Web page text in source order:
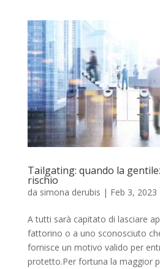
Tailgating: quando la
rischio
da simona derubis | Feb 3, 2023
A tutti sarà capitato di lasciare
fattorino o a uno sconosciuto
fornisce un motivo valido per
protetto.Per fortuna la maggior